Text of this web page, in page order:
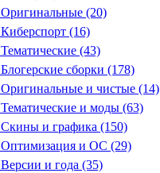
Оригинальные (20)
Киберспорт (16)
Тематические (43)
Блогерские сборки (178)
Оригинальные и чистые (14)
Тематические и моды (63)
Скины и графика (150)
Оптимизация и ОС (29)
Версии и года (35)